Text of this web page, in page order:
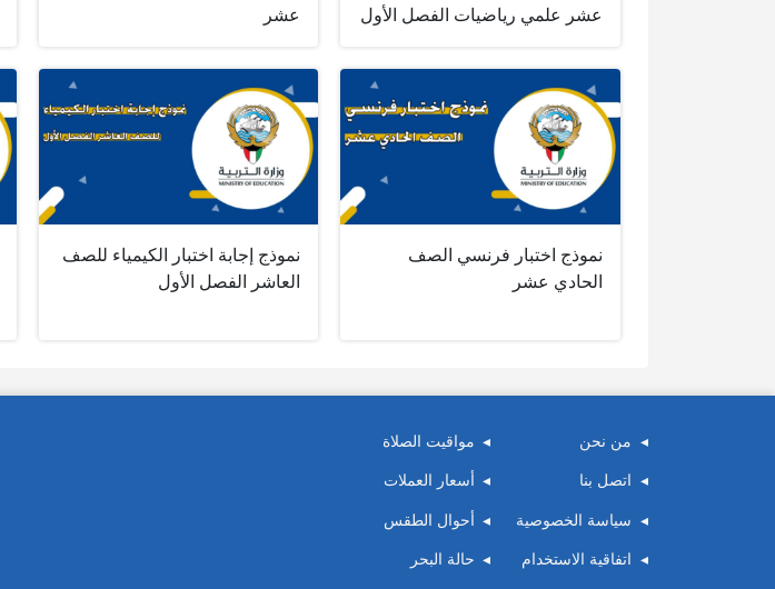
عشر علمي رياضيات الفصل الأول
عشر
نموذج اختبار فرنسي الصف
الحادي عشر
نموذج إجابة اختبار الكيمياء للصف
العاشر الفصل الأول
من نحن
اتصل بنا
سياسة الخصوصية
اتفاقية الاستخدام
مواقيت الصلاة
أسعار العملات
أحوال الطقس
حالة البحر